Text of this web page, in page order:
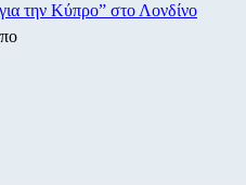
την Κύπρο” στο Λονδίνο